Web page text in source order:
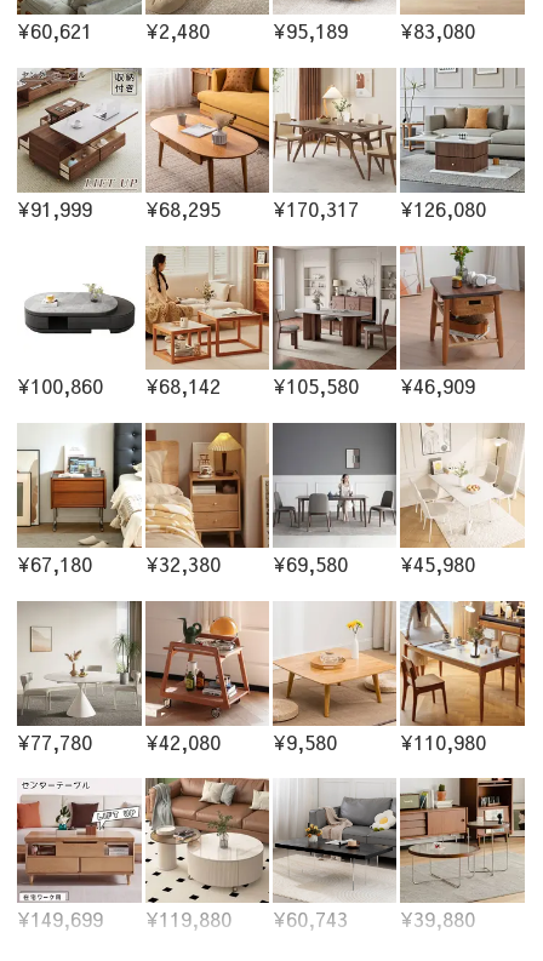
¥60,621 ¥2,480 ¥95,189 ¥83,080
¥91,999 ¥68,295 ¥170,317 ¥126,080
¥100,860 ¥68,142 ¥105,580 ¥46,909
¥67,180 ¥32,380 ¥69,580 ¥45,980
¥77,780 ¥42,080 ¥9,580 ¥110,980
¥149,699 ¥119,880 ¥60,743
¥39,880